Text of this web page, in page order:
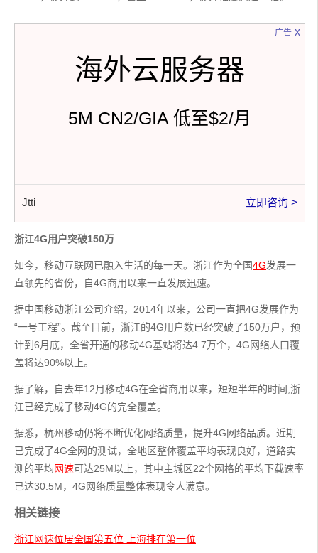
广告
海外云服务器
5M CN2/GIA 低至$2/月
Jtti 立即咨询 >
x
浙江4G用户突破150万
如今，移动互联网已融入生活的每一天。浙江作为全国4G发展一
直领先的省份，自4G商用以来一直发展迅速。
据中国移动浙江公司介绍，2014年以来，公司一直把4G发展作为
“一号工程”。截至目前，浙江的4G用户数已经突破了150万户，预
计到6月底，全省开通的移动4G基站将达4.7万个，4G网络人口覆
盖将达90%以上。
据了解，自去年12月移动4G在全省商用以来，短短半年的时间,浙
江已经完成了移动4G的完全覆盖。
据悉，杭州移动仍将不断优化网络质量，提升4G网络品质。近期
已完成了4G全网的测试，全地区整体覆盖平均表现良好，道路实
测的平均网速可达25M以上，其中主城区22个网格的平均下载速率
已达30.5M，4G网络质量整体表现令人满意。
相关链接
浙江网速位居全国第五位 上海排在第一位